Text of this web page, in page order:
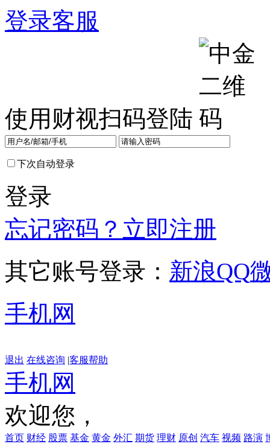
登录客服
使用财视扫码登陆
下次自动登录
登录
忘记密码？ 立即注册
其它账号登录： 新浪QQ
手机网
退出 在线咨询 |客服帮助
手机网
欢迎您，
首页 财经 股票 基金 黄金 外汇 期货 理财 原创 汽车 视频 路演